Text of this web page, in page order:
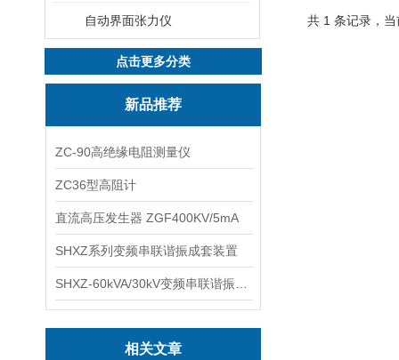
自动界面张力仪
点击更多分类
新品推荐
ZC-90高绝缘电阻测量仪
ZC36型高阻计
直流高压发生器 ZGF400KV/5mA
SHXZ系列变频串联谐振成套装置
相关文章
共 1 条记录，